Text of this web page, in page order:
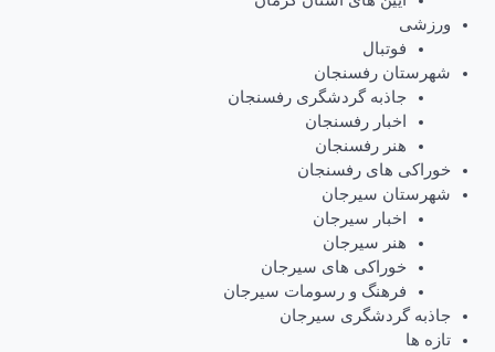
فوتبال
رفسنجان
جاذبه گردشگری رفسنجان
اخبار رفسنجان
هنر رفسنجان
های رفسنجان
سیرجان
اخبار سیرجان
هنر سیرجان
خوراکی های سیرجان
فرهنگ و رسومات سیرجان
گردشگری سیرجان
ها